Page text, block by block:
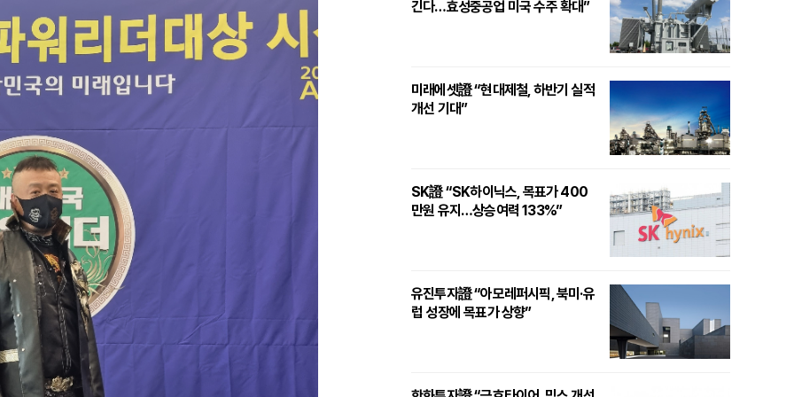
긴다…효성중공업 미국 수주 확대”
미래에셋證 “현대제철, 하반기 실적
개선 기대”
SK證 “SK하이닉스, 목표가 400
만원 유지…상승여력 133%”
유진투자證 “아모레퍼시픽, 북미·유
럽 성장에 목표가 상향”